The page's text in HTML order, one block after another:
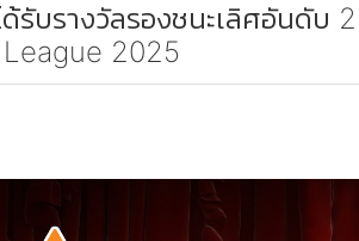
รับรางวัลรองชนะเลิศอันดับ
2025